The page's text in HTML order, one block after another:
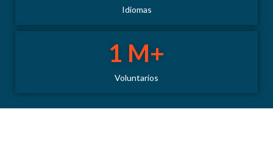
Idiomas
Voluntarios
1 M+